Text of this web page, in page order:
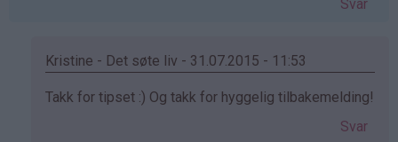
Svar
Kristine - Det søte liv - 31.07.2015 - 11:53
Som
Takk for tipset :) Og takk for hyggelig tilbakemelding!
Svar